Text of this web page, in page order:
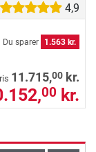
4,9
Du sparer 1.563 kr.
11.715,00 kr.
00 kr.